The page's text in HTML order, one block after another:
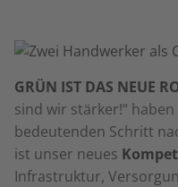
GRÜN IST DAS NEUE
sind wir stärker!“
bedeutenden Schritt
ist unser neues
Infrastruktur,